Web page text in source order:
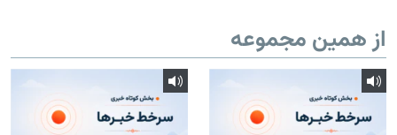
از همین مجموعه